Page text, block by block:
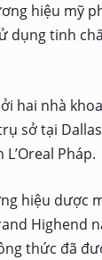
hiệu mỹ
dụng tinh
hai nhà
sở tại
Pháp.
hiệu dược
Highend
thức đã